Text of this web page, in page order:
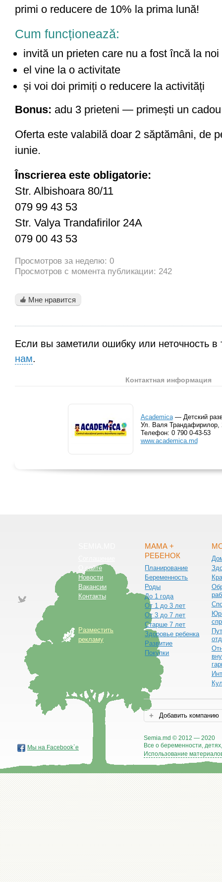
primi o reducere de 10% la prima lună!
Cum funcționează:
invită un prieten care nu a fost încă la noi
el vine la o activitate
și voi doi primiți o reducere la activități
Bonus: adu 3 prieteni — primești un
Oferta este valabilă doar 2 săptămâni, de
iunie.
Înscrierea este obligatorie:
Str. Albishoara 80/11
079 99 43 53
Str. Valya Trandafirilor 24A
079 00 43 53
Просмотров за неделю: 0
Просмотров с момента публикации: 242
Мне нравится
Если вы заметили ошибку или неточность в
нам.
Контактная информация
Academica— Детский
Ул. Валя Трандафирилор,
Телефон: 0 790 0-43-53
www.academica.md
О сайте
Новости
Вакансии
Контакты
Разместить
рекламу
МАМА +
РЕБЕНОК
Планирование
Беременность
Роды
До 1 года
От 1 до 3 лет
От 3 до 7 лет
Старше 7 лет
Здоровье ребенка
Развитие
Покупки
Добавить компанию
Semia.md © 2012 — 2020
Все о беременности,
Использование
Мы на Facebook`е